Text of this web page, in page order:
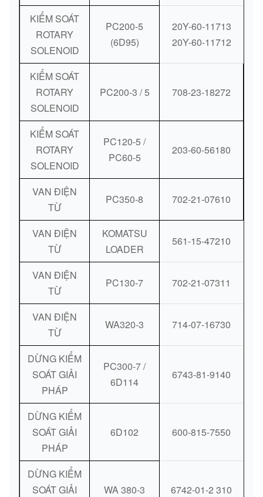
KIỂM SOÁT
ROTARY
SOLENOID
PC200-5
(6D95)
20Y-60-11713
20Y-60-11712
KIỂM SOÁT
ROTARY
SOLENOID
PC200-3 / 5 708-23-18272
KIỂM SOÁT
ROTARY
SOLENOID
PC120-5 /
PC60-5
203-60-56180
VAN ĐIỆN
TỪ
PC350-8 702-21-07610
VAN ĐIỆN
TỪ
KOMATSU
LOADER
561-15-47210
VAN ĐIỆN
TỪ
PC130-7 702-21-07311
VAN ĐIỆN
TỪ
WA320-3 714-07-16730
DỪNG KIỂM
SOÁT GIẢI
PHÁP
PC300-7 /
6D114
6743-81-9140
DỪNG KIỂM
SOÁT GIẢI
PHÁP
6D102 600-815-7550
DỪNG KIỂM
SOÁT GIẢI
WA 380-3 6742-01-2 310